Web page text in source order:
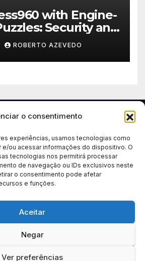
o consentimento
experiências, usamos tecnologias como
e/ou acessar informações do dispositivo. O
tecnologias nos permitirá processar
de navegação ou IDs exclusivos neste
o consentimento pode afetar
e funções.
Aceitar
Negar
Ver preferências
with Engine-
Security and
ROBERTO AZEVEDO